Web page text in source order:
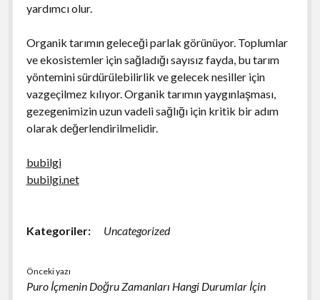
yardımcı olur.
Organik tarımın geleceği parlak görünüyor. Toplumlar
ve ekosistemler için sağladığı sayısız fayda, bu tarım
yöntemini sürdürülebilirlik ve gelecek nesiller için
vazgeçilmez kılıyor. Organik tarımın yaygınlaşması,
gezegenimizin uzun vadeli sağlığı için kritik bir adım
olarak değerlendirilmelidir.
bubilgi
bubilgi.net
Kategoriler: Uncategorized
Önceki yazı
Puro İçmenin Doğru Zamanları Hangi Durumlar İçin